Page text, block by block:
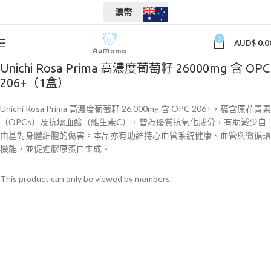
澳幣
0 AUD$
Unichi Rosa Prima 高濃度葡萄籽 26000mg 含 OPC
206+（1盒）
Unichi Rosa Prima 高濃度葡萄籽 26,000mg 含 OPC 206+，蘊含原花青素
（OPCs）及抗壞血酸（維生素C），皆為優質抗氧化成分，有助減少自
由基對身體細胞的傷害。本品亦有助維持心血管系統健康、血管與微循環
機能，並促進膠原蛋白生成。
This product can only be viewed by members.